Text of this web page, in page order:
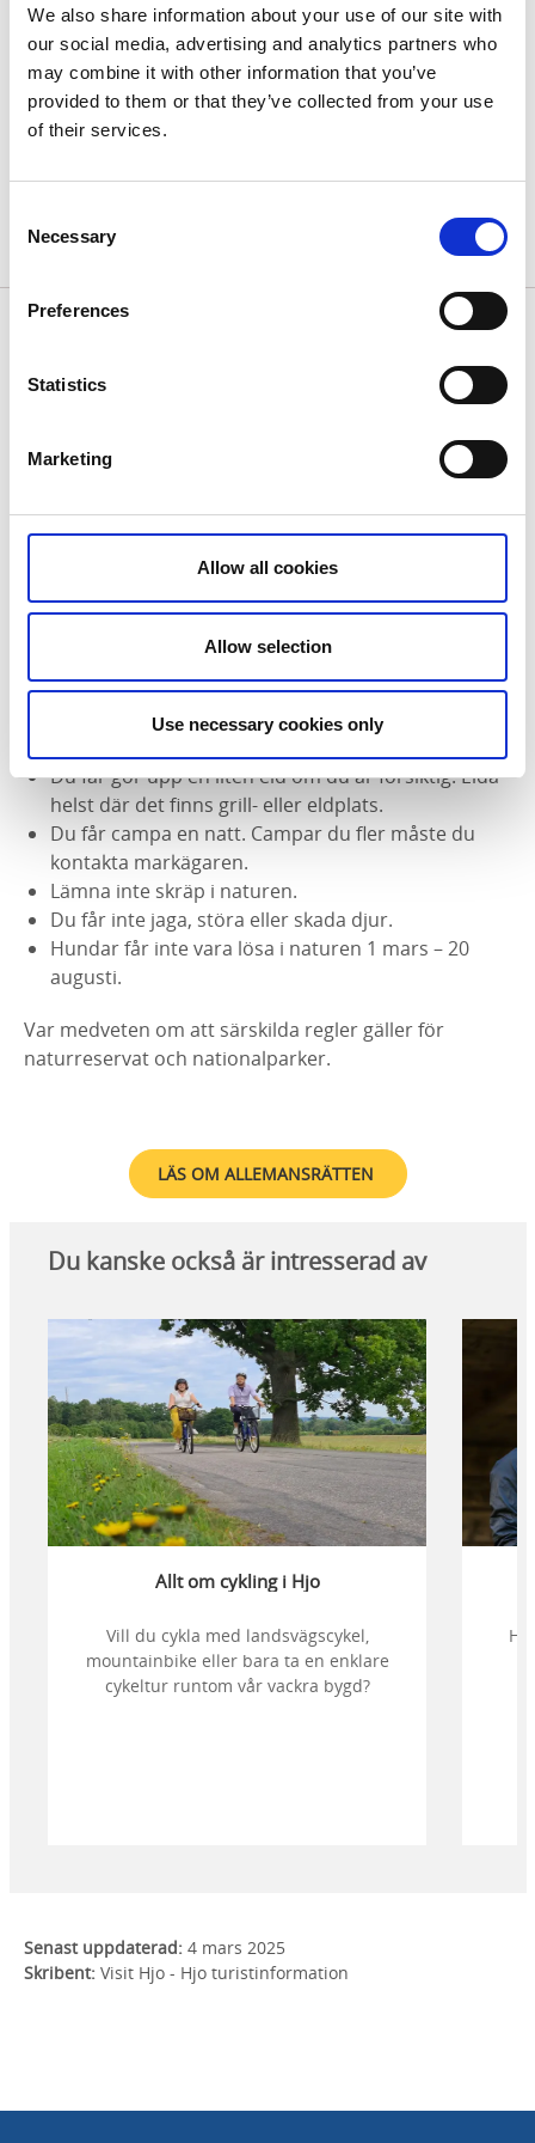
We also share information about your use of our site with
our social media, advertising and analytics partners who
may combine it with other information that you’ve
provided to them or that they’ve collected from your use
of their services.
Selection
Necessary
Preferences
Statistics
Marketing
Allow all cookies
Allow selection
Use necessary cookies only
I Sverige har man rätt att gå, cykla och rida nästan
överallt i naturen. Men, det är några saker du bör
tänka på:
Bada eller vistas inte för nära boningshus.
eller odlad mark, exempelvis en åker.
Stäng grindar efter dig.
de som är fridlysta.
Du får fiska utmed kusten och i de fem största
sjöarna, inklusive Vättern. För andra vattendrag
Du får gör upp en liten eld om du är försiktig. Elda
helst där det finns grill- eller eldplats.
Du får campa en natt. Campar du fler måste du
kontakta markägaren.
Lämna inte skräp i naturen.
Du får inte jaga, störa eller skada djur.
Hundar får inte vara lösa i naturen 1 mars – 20
augusti.
Var medveten om att särskilda regler gäller för
naturreservat och nationalparker.
LÄS OM ALLEMANSRÄTTEN
Du kanske också är intresserad av
Allt om cykling i Hjo
Vill du cykla med landsvägscykel,
mountainbike eller bara ta en enklare
cykeltur runtom vår vackra bygd?
Senast uppdaterad: 4 mars 2025
Skribent: Visit Hjo - Hjo turistinformation